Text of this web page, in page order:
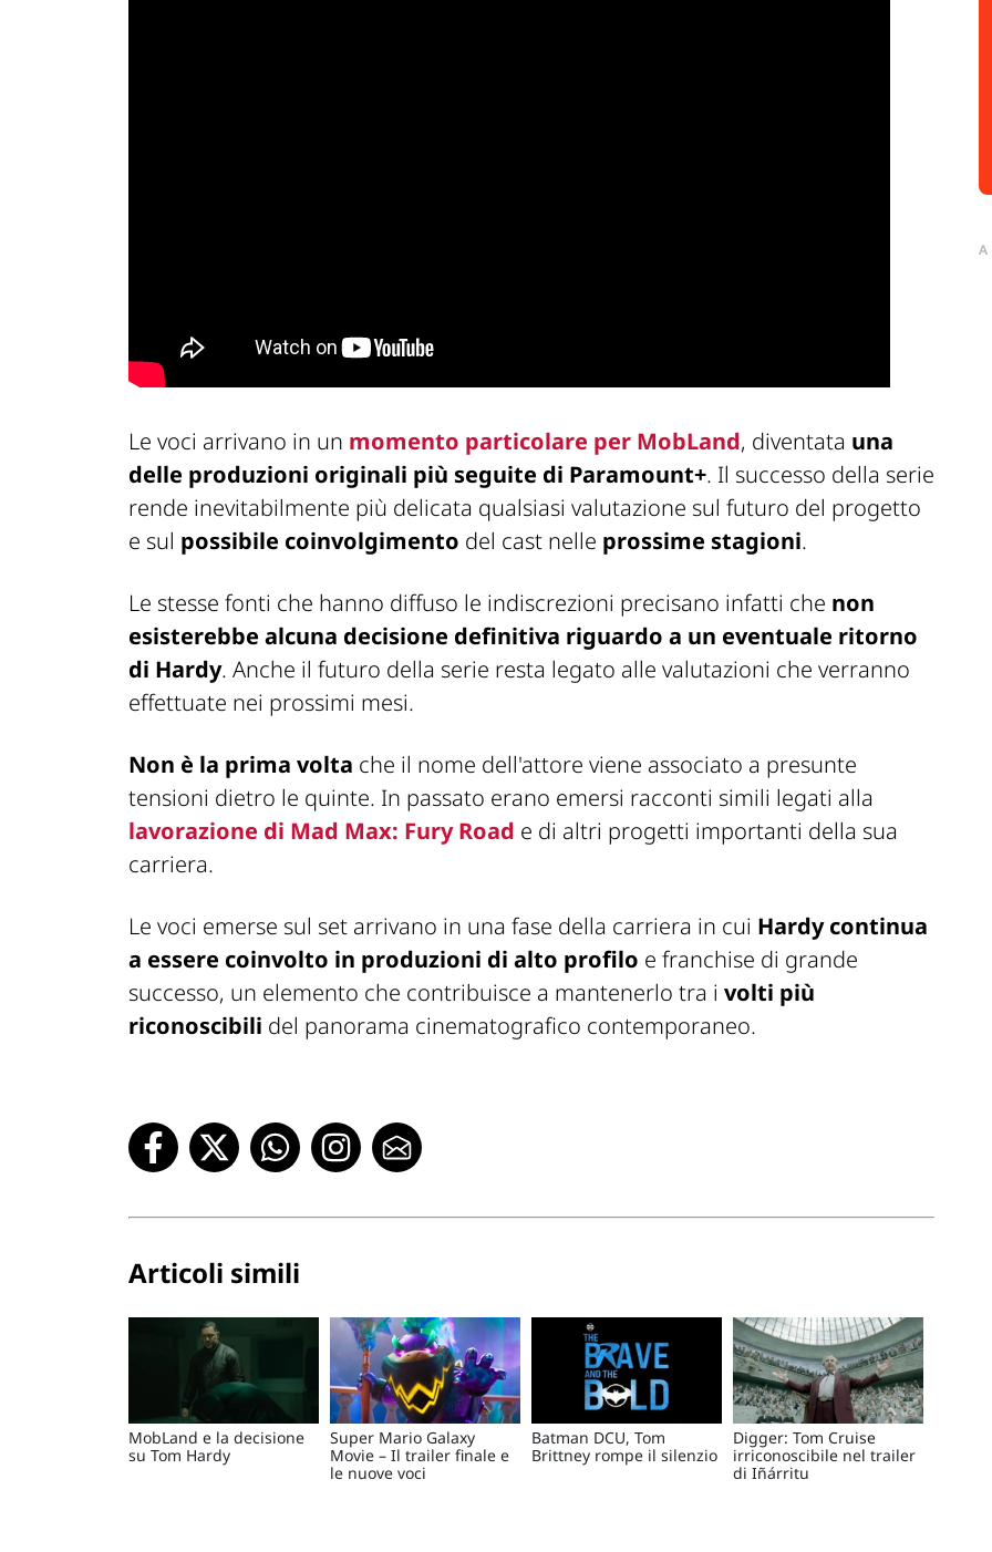
Le voci arrivano in un momento particolare per MobLand, diventata una
delle produzioni originali più seguite di Paramount+. Il successo della serie
rende inevitabilmente più delicata qualsiasi valutazione sul futuro del progetto
e sul possibile coinvolgimento del cast nelle prossime stagioni.
Le stesse fonti che hanno diffuso le indiscrezioni precisano infatti che non
esisterebbe alcuna decisione definitiva riguardo a un eventuale ritorno
di Hardy. Anche il futuro della serie resta legato alle valutazioni che verranno
effettuate nei prossimi mesi.
Non è la prima volta che il nome dell'attore viene associato a presunte
tensioni dietro le quinte. In passato erano emersi racconti simili legati alla
lavorazione di Mad Max: Fury Road e di altri progetti importanti della sua
carriera.
Le voci emerse sul set arrivano in una fase della carriera in cui Hardy continua
a essere coinvolto in produzioni di alto profilo e franchise di grande
successo, un elemento che contribuisce a mantenerlo tra i volti più
riconoscibili del panorama cinematografico contemporaneo.
Articoli simili
MobLand e la decisione
su Tom Hardy
Super Mario Galaxy
Movie – Il trailer finale e
le nuove voci
Batman DCU, Tom
Brittney rompe il silenzio
Digger: Tom Cruise
irriconoscibile nel trailer
di Iñárritu